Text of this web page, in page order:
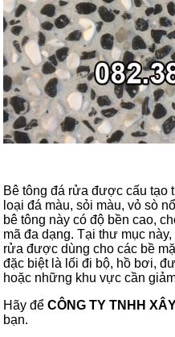
Bê tông đá rửa được cấu tạo
loại đá màu, sỏi màu, vỏ sò
bê tông này có độ bền cao,
mã đa dạng. Tại thư mục
rửa được dùng cho các bề
đặc biệt là lối đi bộ, hồ bơi,
hoặc những khu vực cần
Hãy đểCÔNG TY TNHH
bạn.